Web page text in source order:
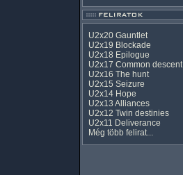
U2x20 Gauntlet
U2x19 Blockade
U2x18 Epilogue
U2x17 Common descent
U2x16 The hunt
U2x15 Seizure
U2x14 Hope
U2x13 Alliances
U2x12 Twin destinies
U2x11 Deliverance
Még több felirat...